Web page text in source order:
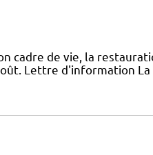
cadre de vie, la
Lettre d'information